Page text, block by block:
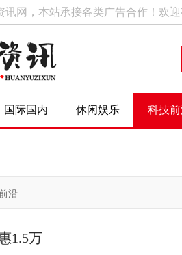
讯网，本站承接各类广告合作！欢
国际国内 休闲娱乐 科技
沿
1.5万